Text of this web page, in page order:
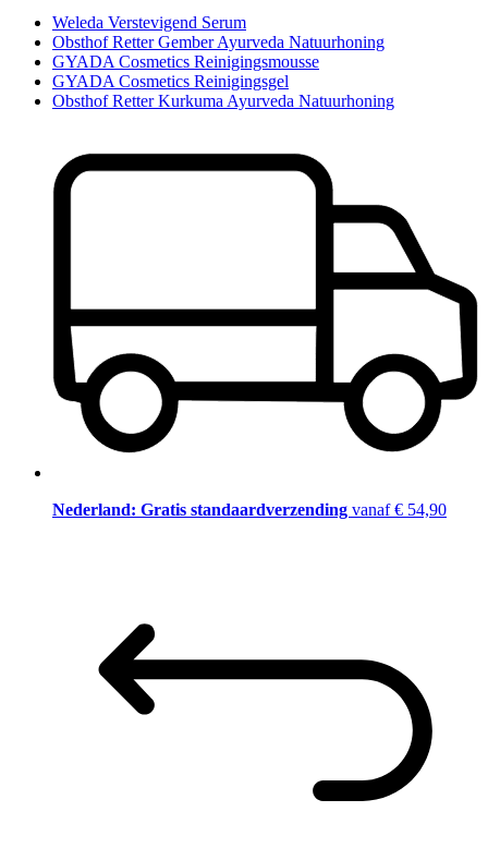
Weleda Verstevigend Serum
Obsthof Retter Gember Ayurveda Natuurhoning
GYADA Cosmetics Reinigingsmousse
GYADA Cosmetics Reinigingsgel
Obsthof Retter Kurkuma Ayurveda Natuurhoning
Nederland: Gratis standaardverzending vanaf € 54,90